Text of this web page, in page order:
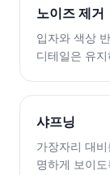
노이즈 제거
입자와 색상
디테일은 유
샤프닝
가장자리 대
명하게 보이